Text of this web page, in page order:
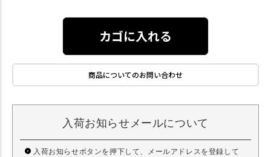
カゴに入れる
商品についてのお問い合わせ
入荷お知らせメールについて
入荷お知らせボタンを押下して、メールアドレスを登録して